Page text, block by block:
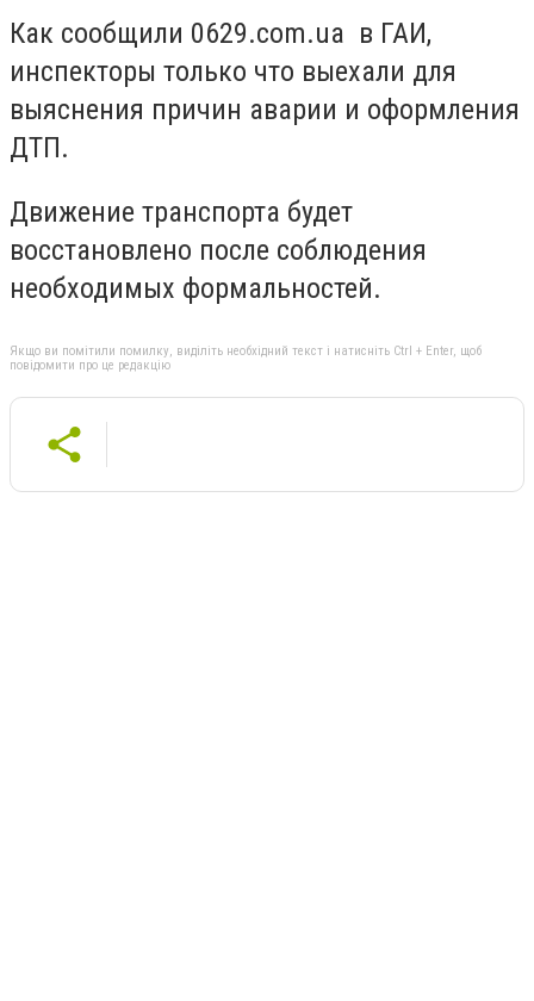
Как сообщили 0629.com.ua в ГАИ,
инспекторы только что выехали для
выяснения причин аварии и оформления
ДТП.
Движение транспорта будет
восстановлено после соблюдения
необходимых формальностей.
Якщо ви помітили помилку, виділіть необхідний текст і натисніть Ctrl + Enter, щоб
повідомити про це редакцію